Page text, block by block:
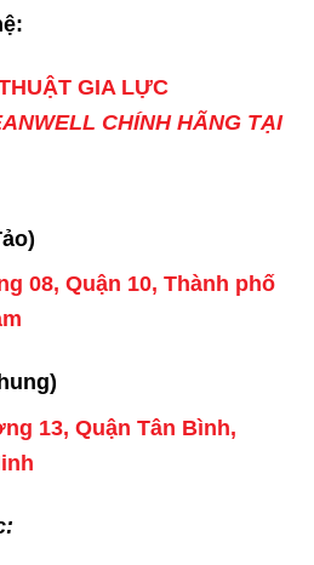
GIA LỰC
CHÍNH HÃNG TẠI
08, Quận 10, Thành phố
13, Quận Tân Bình,